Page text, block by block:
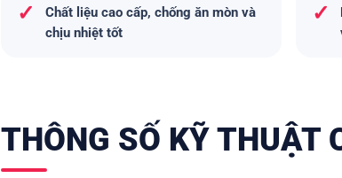
✓
Chất liệu cao cấp, chống ăn mòn và
chịu nhiệt tốt
✓
THÔNG SỐ KỸ THUẬT